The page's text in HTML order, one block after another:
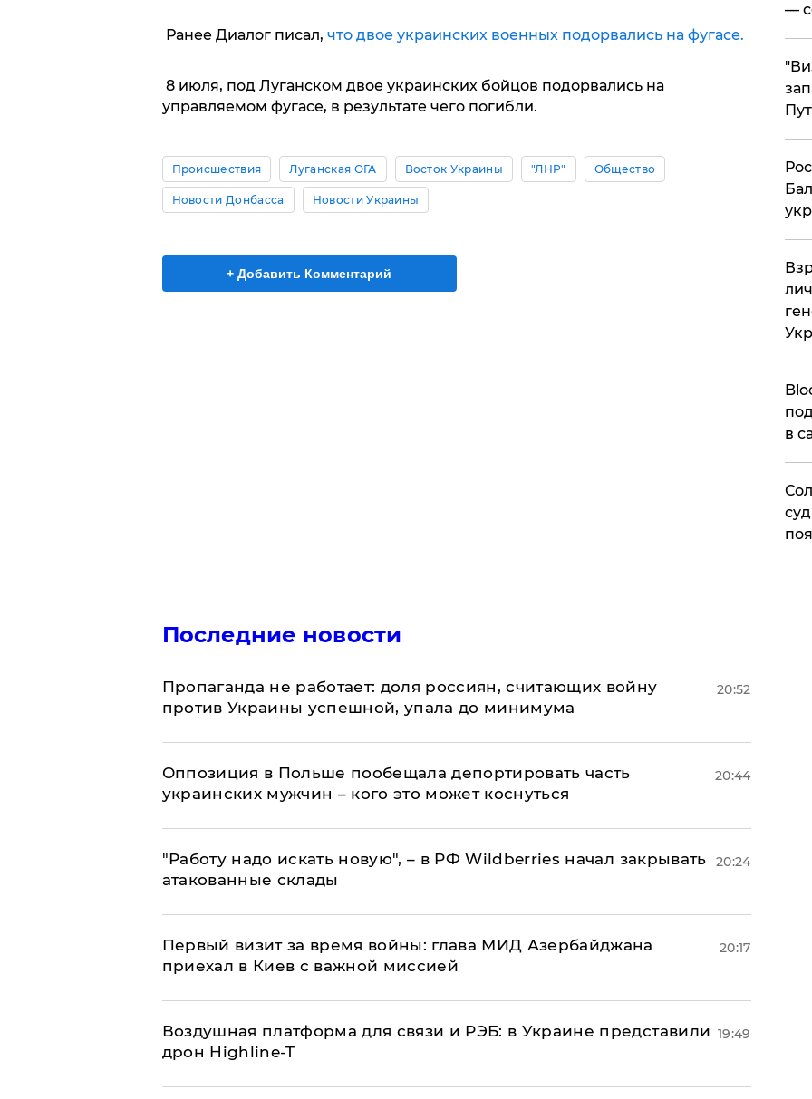
Ранее Диалог писал, что двое украинских военных подорвались на фугасе.
8 июля, под Луганском двое украинских бойцов подорвались на
управляемом фугасе, в результате чего погибли.
Происшествия Луганская ОГА Восток Украины "ЛНР" Общество
Новости Донбасса Новости Украины
+ Добавить Комментарий
Последние новости
​Пропаганда не работает: доля россиян, считающих войну
против Украины успешной, упала до минимума
20:52
Оппозиция в Польше пообещала депортировать часть
украинских мужчин – кого это может коснуться
20:44
"Работу надо искать новую", – в РФ Wildberries начал закрывать
атакованные склады
20:24
Первый визит за время войны: глава МИД Азербайджана
приехал в Киев с важной миссией
20:17
Воздушная платформа для связи и РЭБ: в Украине представили
дрон Highline-T
19:49
—
в